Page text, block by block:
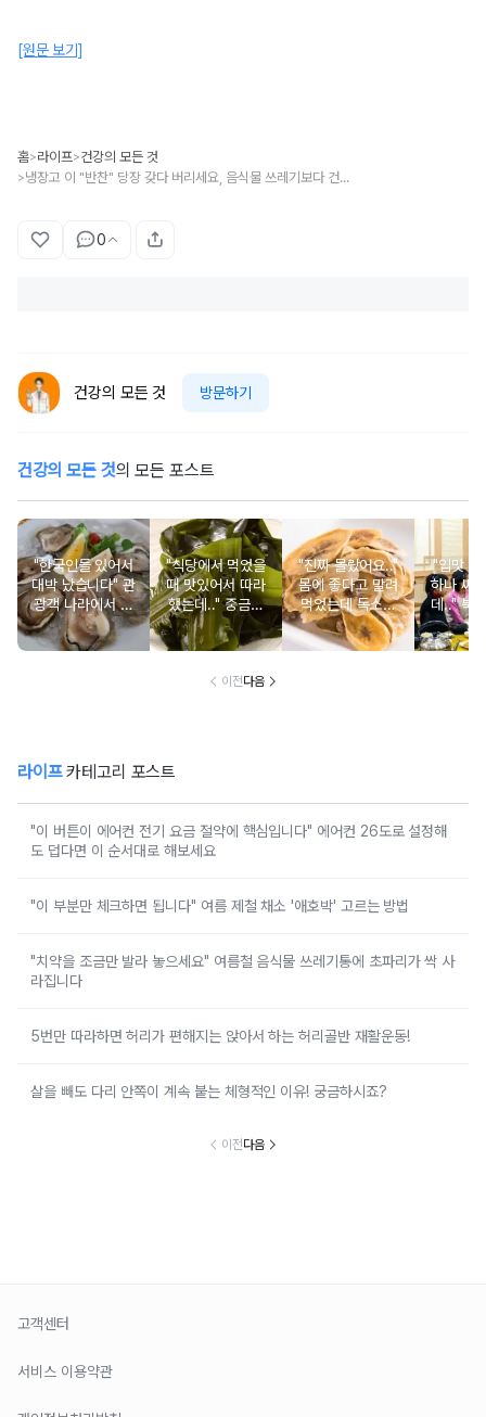
[원문 보기]
홈>라이프>건강의 모든 것
> 냉장고 이 "반찬" 당장 갖다 버리세요, 음식물 쓰레기보다 건강에 10배 안 좋습니다
0
건강의 모든 것 방문하기
건강의 모든 것의 모든 포스트
"한국인들 있어서
대박 났습니다" 관
광객 나라에서 남
녀노소 보양식처
럼 먹는 음식
"식당에서 먹었을
때 맛있어서 따라
했는데.." 중금속
싹 다 빠질 줄 몰
랐어요
"진짜 몰랐어요.."
몸에 좋다고 말려
먹었는데 독소를
먹고 있었던 의외
의 음식
"입맛 없
하나 싸
데.." 북
외로 안
건
이전다음
라이프카테고리 포스트
"이 버튼이 에어컨 전기 요금 절약에 핵심입니다" 에어컨 26도로 설정해
도 덥다면 이 순서대로 해보세요
"이 부분만 체크하면 됩니다" 여름 제철 채소 '애호박' 고르는 방법
"치약을 조금만 발라 놓으세요" 여름철 음식물 쓰레기통에 초파리가 싹 사
라집니다
5번만 따라하면 허리가 편해지는 앉아서 하는 허리골반 재활운동!
살을 빼도 다리 안쪽이 계속 붙는 체형적인 이유! 궁금하시죠?
이전다음
고객센터
서비스 이용약관